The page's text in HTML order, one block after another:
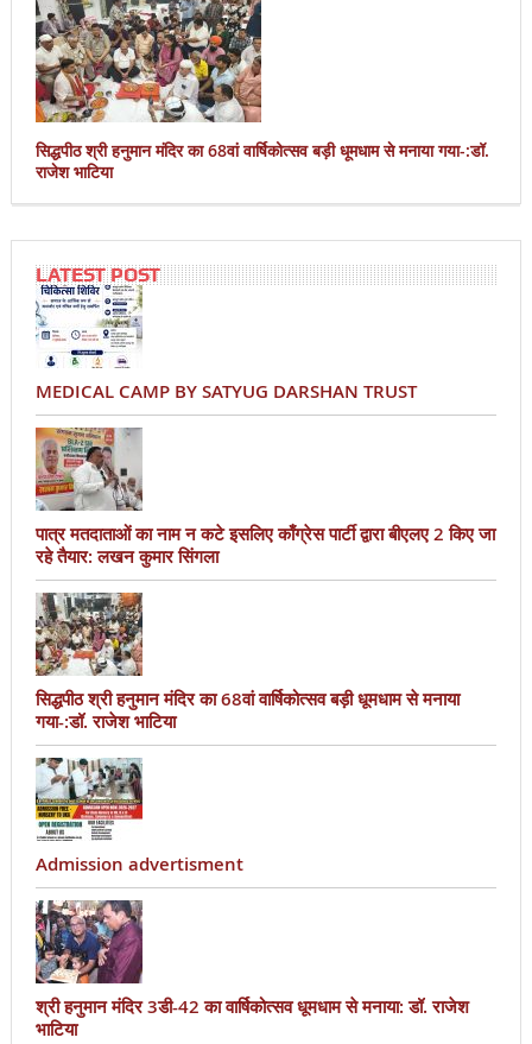
सिद्धपीठ श्री हनुमान मंदिर का 68वां वार्षिकोत्सव बड़ी धूमधाम से मनाया गया-:डॉ.
राजेश भाटिया
LATEST POST
MEDICAL CAMP BY SATYUG DARSHAN TRUST
पात्र मतदाताओं का नाम न कटे इसलिए काँग्रेस पार्टी द्वारा बीएलए 2 किए जा
रहे तैयार: लखन कुमार सिंगला
सिद्धपीठ श्री हनुमान मंदिर का 68वां वार्षिकोत्सव बड़ी धूमधाम से मनाया
गया-:डॉ. राजेश भाटिया
Admission advertisment
श्री हनुमान मंदिर 3डी-42 का वार्षिकोत्सव धूमधाम से मनाया: डॉ. राजेश
भाटिया